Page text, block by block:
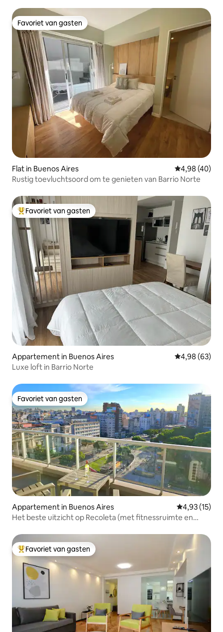
Favoriet van gasten
Favoriet van gasten
Flat in Buenos Aires Gemiddelde
4,98 (40)
Rustig toevluchtsoord om te genieten van Barrio Norte
Topfavoriet van gasten
Favoriet van gasten
Appartement in Buenos Aires Gemiddelde
4,98 (63)
Luxe loft in Barrio Norte
Favoriet van gasten
Favoriet van gasten
Appartement in Buenos Aires Gemiddelde
4,93 (15)
Het beste uitzicht op Recoleta (met fitnessruimte en
Topfavoriet van gasten
Favoriet van gasten